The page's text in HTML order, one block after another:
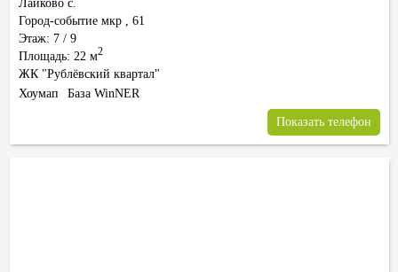
Лайково с.
Город-событие мкр , 61
Этаж: 7 / 9
Площадь: 22 м2
ЖК "Рублёвский квартал"
Хоумап База WinNER
Показать телефон